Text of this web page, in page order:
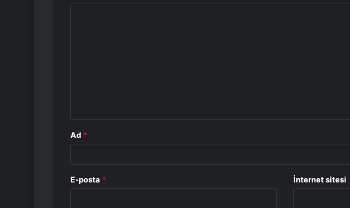
Ad *
E-posta * İnternet sitesi